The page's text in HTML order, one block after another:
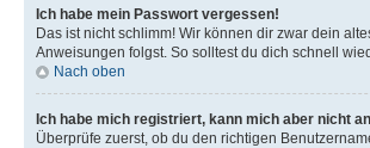
Ich habe mein Passwort vergessen!
Das ist nicht schlimm! Wir können dir zwar dein
Anweisungen folgst. So solltest du dich schnell
Nach oben
Ich habe mich registriert, kann mich aber nicht
Überprüfe zuerst, ob du den richtigen